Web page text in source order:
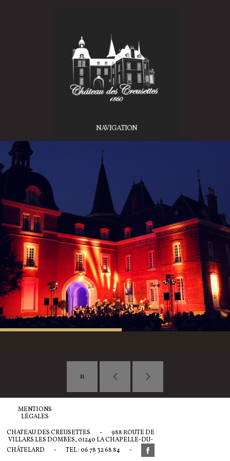
NAVIGATION
MENTIONS
LÉGALES
CHATEAU DES CREUSETTES -
988 ROUTE DE
VILLARS LES DOMBES, 01240 LA CHAPELLE-DU-
CHÂTELARD
- TEL : 06 78 32 68 84 -